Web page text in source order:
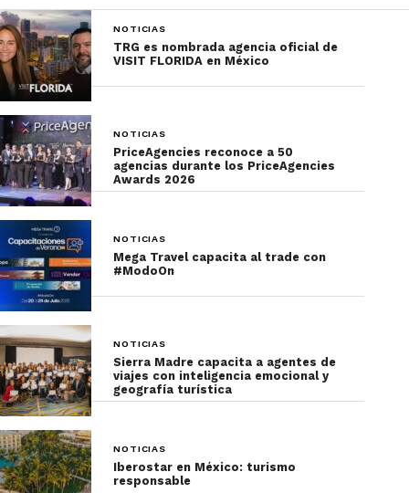
NOTICIAS
TRG es nombrada agencia oficial de
VISIT FLORIDA en México
NOTICIAS
PriceAgencies reconoce a 50
agencias durante los PriceAgencies
Awards 2026
NOTICIAS
Mega Travel capacita al trade con
#ModoOn
NOTICIAS
Sierra Madre capacita a agentes de
viajes con inteligencia emocional y
geografía turística
NOTICIAS
Iberostar en México: turismo
responsable